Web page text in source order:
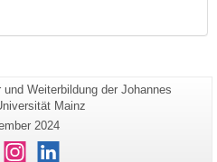
Zusätzliche
Informationen
zu
dieser
Weiterbildung der Johannes
Mainz
2024
InstagramLinkedIn